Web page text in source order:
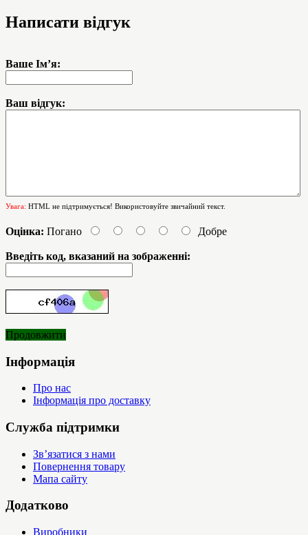
Написати відгук
Ваше Ім’я:
Ваш відгук:
Увага: HTML не підтримується! Використовуйте звичайний текст.
Оцінка: Погано Добре
Введіть код, вказаний на зображенні:
Продовжити
Інформація
Про нас
Інформація про доставку
Служба підтримки
Зв’язатися з нами
Повернення товару
Мапа сайту
Додатково
Виробники